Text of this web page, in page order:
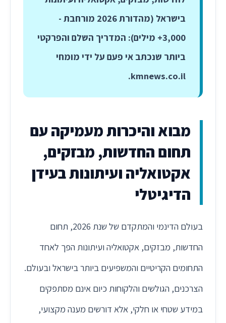
בישראל (מהדורת 2026 מורחבת -
3,000+ מילים):
המדריך השלם והפרקטי
ביותר שנכתב אי פעם על ידי מומחי
kmnews.co.il
.
מבוא והיכרות מעמיקה עם
תחום החדשות, מבזקים,
אקטואליה ועיתונות בעידן
הדיגיטלי
בעולם הדינמי והמתקדם של שנת 2026, תחום
החדשות, מבזקים, אקטואליה ועיתונות הפך לאחד
התחומים הקריטיים והמשפיעים ביותר בישראל ובעולם.
הצרכנים, הגולשים והלקוחות כיום אינם מסתפקים
במידע שטחי או חלקי, אלא דורשים מענה מקצועי,